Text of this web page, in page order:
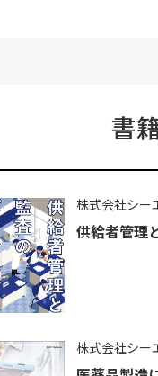
書
株式会社シー
供給者管理
株式会社シー